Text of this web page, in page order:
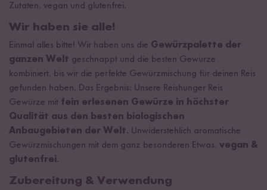
Zutaten, vegan und glutenfrei.
Wir haben sie alle!
Einmal alles bitte! Wir haben uns die Gewürzpalette der
ganzen Welt geschnappt und die besten Gewürze
kombiniert, bis wir die perfekte Gewürzmischung für deinen Reis
gefunden haben. Das Ergebnis: Unsere Reishunger Reis
Gewürze mit fein erlesenen Gewürze in höchster
Qualität aus den besten biologischen
Anbaugebieten der Welt. Unwiderstehlich aromatische
Gewürzmischungen mit dem ganz besonderen Etwas, vegan &
glutenfrei.
Zubereitung & Verwendung